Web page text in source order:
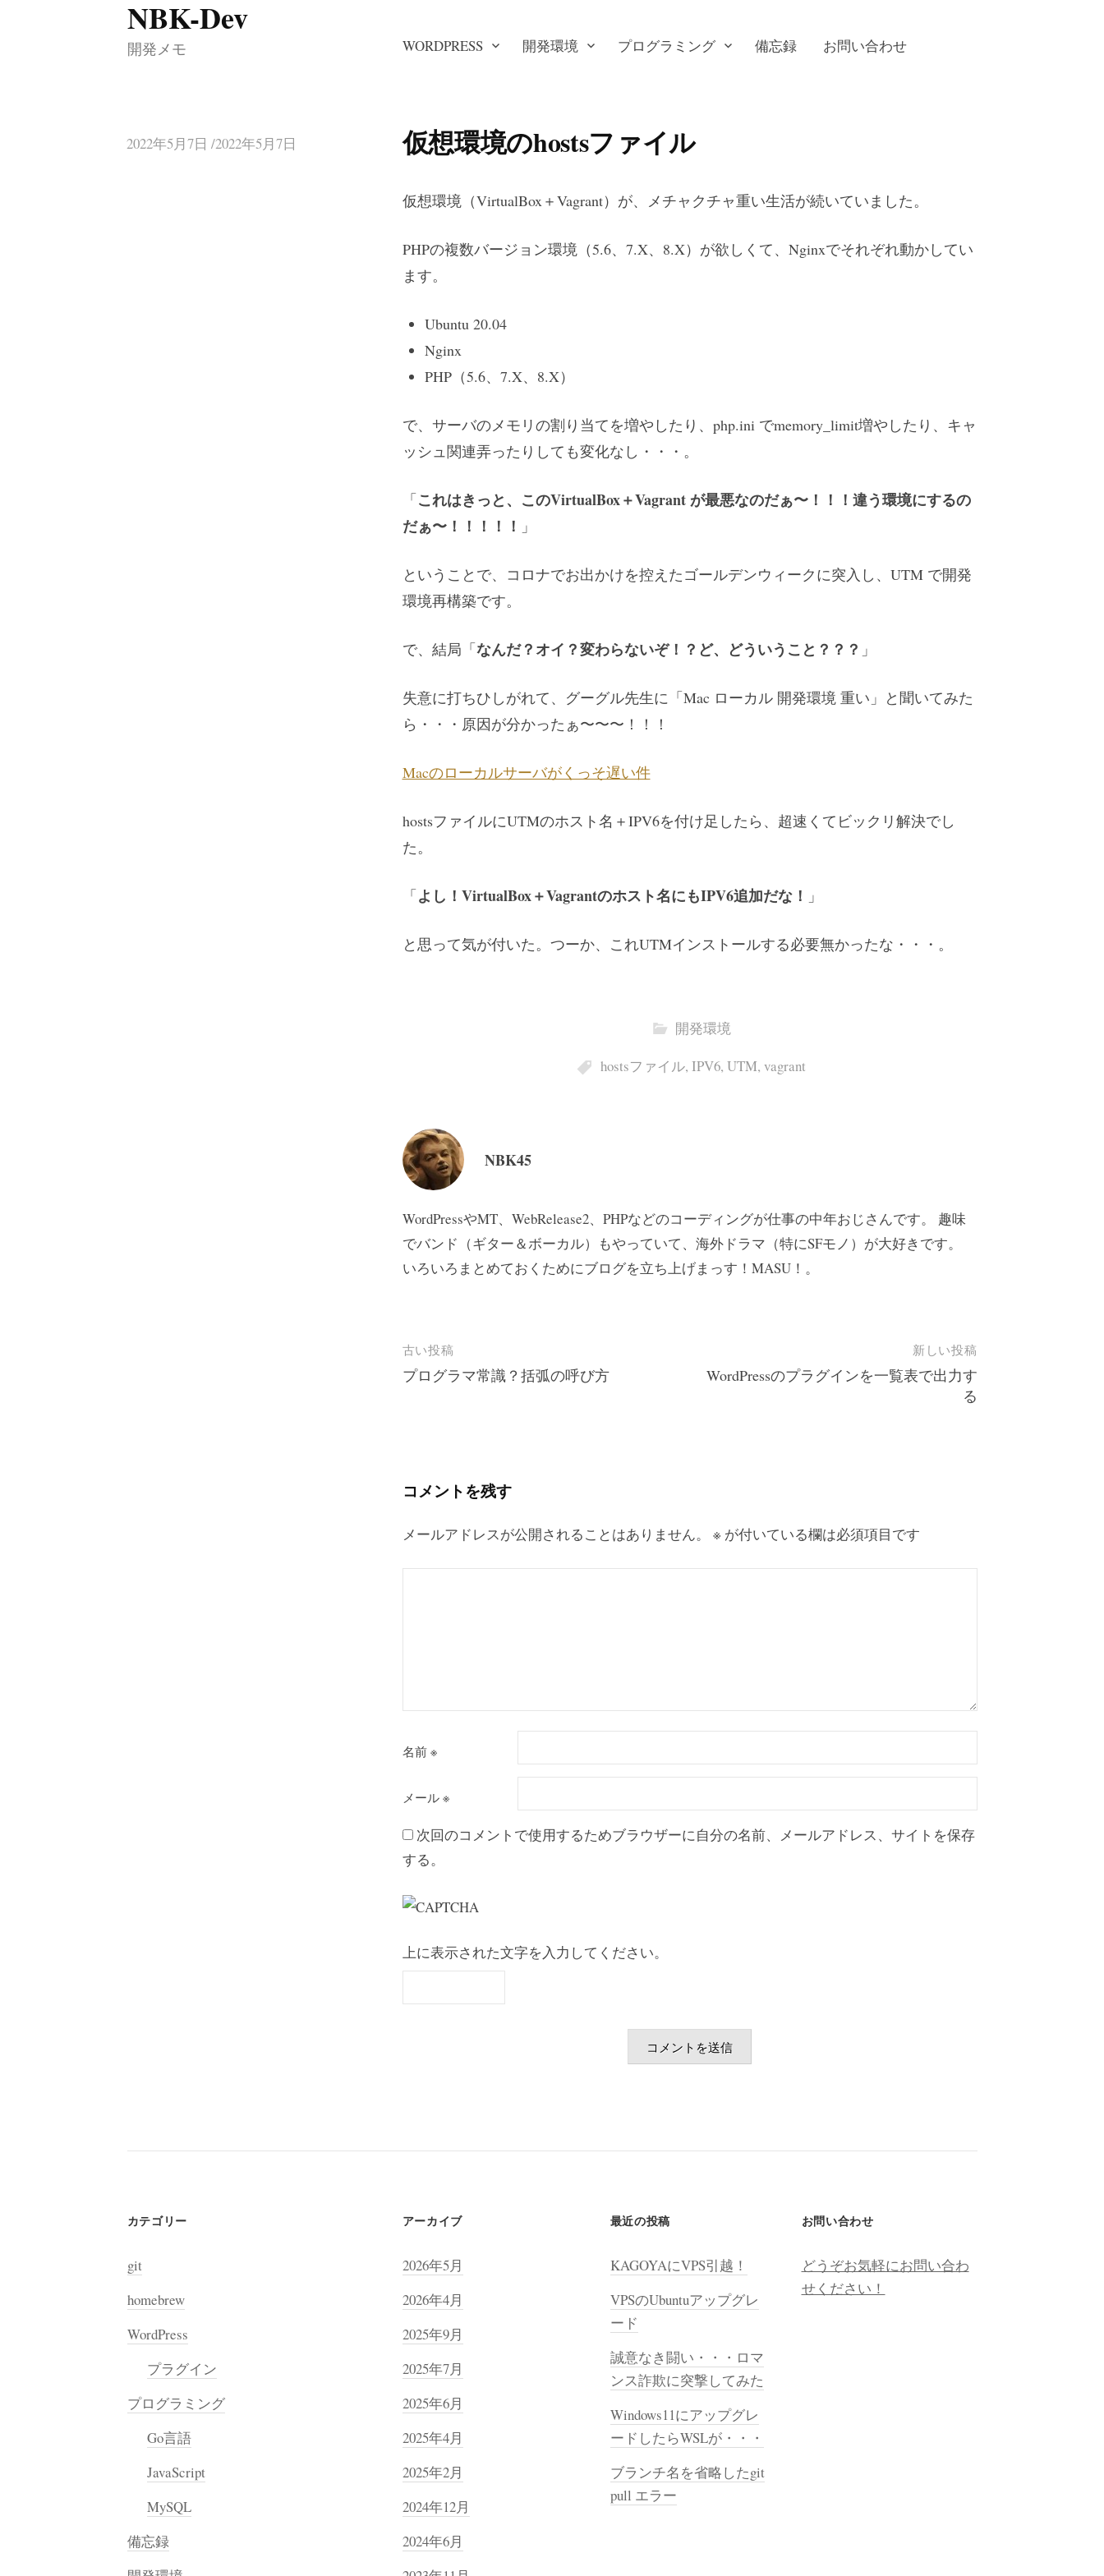
コ
ン
へ
NBK-Dev
開発メモ WORDPRESS 開発環境 プログラミング 備忘録 お問い合わせ
2022年5月7日 /2022年5月7日 仮想環境のhostsファイル
仮想環境（VirtualBox＋Vagrant）が、メチャクチャ重い生活が続いていました。
PHPの複数バージョン環境（5.6、7.X、8.X）が欲しくて、Nginxでそれぞれ動かしてい
ます。
Ubuntu 20.04
Nginx
PHP（5.6、7.X、8.X）
で、サーバのメモリの割り当てを増やしたり、php.ini でmemory_limit増やしたり、キャ
ッシュ関連弄ったりしても変化なし・・・。
「これはきっと、このVirtualBox＋Vagrant が最悪なのだぁ〜！！！違う環境にするの
だぁ〜！！！！！ 」
ということで、コロナでお出かけを控えたゴールデンウィークに突入し、UTM で開発
環境再構築です。
で、結局「なんだ？オイ？変わらないぞ！？ど、どういうこと？？？ 」
失意に打ちひしがれて、グーグル先生に「Mac ローカル 開発環境 重い」と聞いてみた
ら・・・原因が分かったぁ〜〜〜！！！
Macのローカルサーバがくっそ遅い件
hostsファイルにUTMのホスト名＋IPV6を付け足したら、超速くてビックリ解決でし
た。
「よし！VirtualBox＋Vagrantのホスト名にもIPV6追加だな！ 」
と思って気が付いた。つーか、これUTMインストールする必要無かったな・・・。
開発環境
hostsファイル, IPV6, UTM, vagrant
NBK45
WordPressやMT、WebRelease2、PHPなどのコーディングが仕事の中年おじさんです。 趣味
でバンド（ギター＆ボーカル）もやっていて、海外ドラマ（特にSFモノ）が大好きです。
いろいろまとめておくためにブログを立ち上げまっす！MASU！。
投
稿
ー
ョ
古い投稿
プログラマ常識？括弧の呼び方
新しい投稿
WordPressのプラグインを一覧表で出力す
る
コメントを残す
メールアドレスが公開されることはありません。 ※ が付いている欄は必須項目です
名前 ※
メール ※
次回のコメントで使用するためブラウザーに自分の名前、メールアドレス、サイトを保存
する。
上に表示された文字を入力してください。
カテゴリー
git
homebrew
WordPress
プラグイン
プログラミング
Go言語
JavaScript
MySQL
備忘録
アーカイブ
2026年5月
2026年4月
2025年9月
2025年7月
2025年6月
2025年4月
2025年2月
2024年12月
2024年6月
最近の投稿
KAGOYAにVPS引越！
VPSのUbuntuアップグレ
ード
誠意なき闘い・・・ロマ
ンス詐欺に突撃してみた
Windows11にアップグレ
ードしたらWSLが・・・
ブランチ名を省略したgit
pull エラー
お問い合わせ
どうぞお気軽にお問い合わ
せください！